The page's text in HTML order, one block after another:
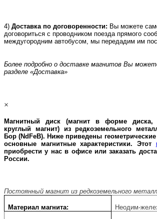
4) Доставка по договоренности: Вы можете
договориться с проводником поезда прямого
междугородним автобусом, мы передадим им
Более подробно о доставке магнитов Вы
разделе «Доставка»
×
Магнитный диск (магнит в форме диска,
круглый магнит) из редкоземельного
Бор (NdFeB). Ниже приведены
основные магнитные характеристики. Этот
приобрести у нас в офисе или заказать
России.
Постоянный магнит из редкоземельного
Материал магнита: Неодим-